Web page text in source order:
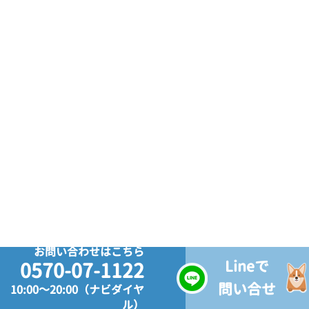
お問い合わせはこちら
0570-07-1122
10:00～20:00（ナビダイヤ
ル）
Lineで
問い合せ